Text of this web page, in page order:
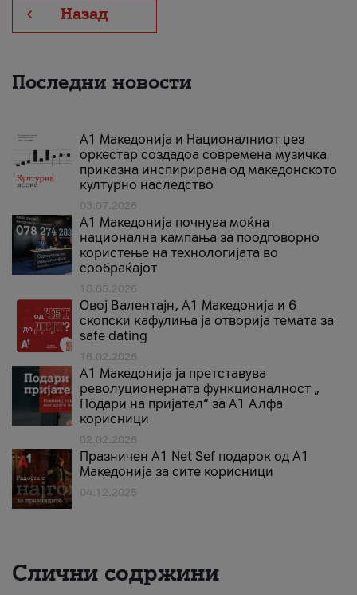
Назад
Последни новости
А1 Македонија и Националниот џез
оркестар создадоа современа музичка
приказна инспирирана од македонското
културно наследство
03.07.2026
A1 Македонија почнува моќна
национална кампања за поодговорно
користење на технологијата во
сообраќајот
18.05.2026
Овој Валентајн, A1 Македонија и 6
скопски кафулиња ја отворија темата за
safe dating
16.02.2026
А1 Македонија ја претставува
револуционерната функционалност „
Подари на пријател“ за А1 Алфа
корисници
02.02.2026
Празничен A1 Net Sеf подарок од А1
Македонија за сите корисници
04.12.2025
Слични содржини